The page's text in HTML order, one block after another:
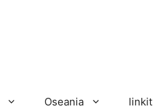
Oseania linkit